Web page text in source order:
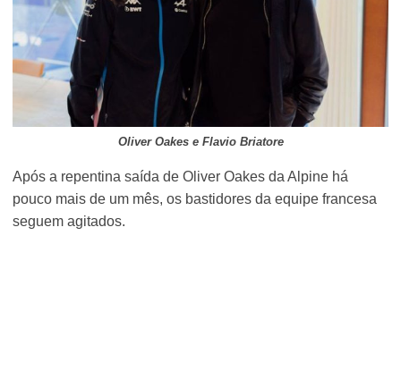
Oliver Oakes e Flavio Briatore
Após a repentina saída de Oliver Oakes da Alpine há
pouco mais de um mês, os bastidores da equipe francesa
seguem agitados.